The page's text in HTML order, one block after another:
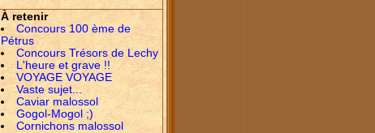
À retenir
Concours 100 ème de
Pétrus
Concours Trésors de Lechy
L'heure et grave !!
VOYAGE VOYAGE
Vaste sujet...
Caviar malossol
Gogol-Mogol ;)
Cornichons malossol